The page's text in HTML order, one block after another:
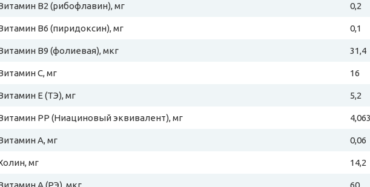
B2 (рибофлавин), мг 0,2
B6 (пиридоксин), мг 0,1
B9 (фолиевая), мкг 31,4
C, мг 16
E (ТЭ), мг 5,2
PP (Ниациновый эквивалент), мг
A, мг 0,06
мг 14,2